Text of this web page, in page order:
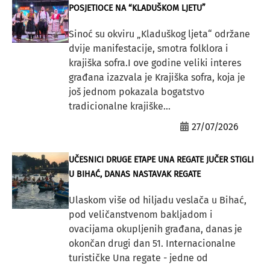
POSJETIOCE NA “KLADUŠKOM LJETU”
Sinoć su okviru „Kladuškog ljeta“ održane
dvije manifestacije, smotra folklora i
krajiška sofra.I ove godine veliki interes
građana izazvala je Krajiška sofra, koja je
još jednom pokazala bogatstvo
tradicionalne krajiške...
27/07/2026
UČESNICI DRUGE ETAPE UNA REGATE JUČER STIGLI
U BIHAĆ, DANAS NASTAVAK REGATE
Ulaskom više od hiljadu veslača u Bihać,
pod veličanstvenom bakljadom i
ovacijama okupljenih građana, danas je
okončan drugi dan 51. Internacionalne
turističke Una regate - jedne od